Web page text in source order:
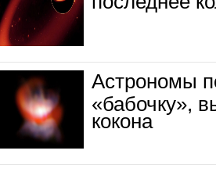
Астрономы
«бабочку»,
кокона